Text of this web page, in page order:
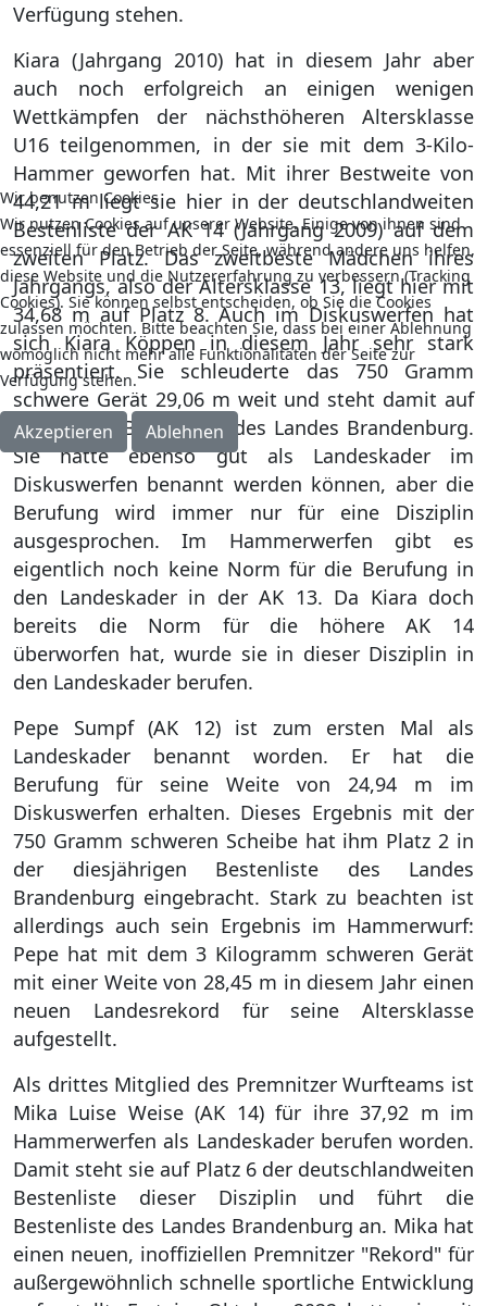
Verfügung stehen.
Kiara (Jahrgang 2010) hat in diesem Jahr aber
auch noch erfolgreich an einigen wenigen
Wettkämpfen der nächsthöheren Altersklasse
U16 teilgenommen, in der sie mit dem 3-Kilo-
Hammer geworfen hat. Mit ihrer Bestweite von
44,21 m liegt sie hier in der deutschlandweiten
Bestenliste der AK 14 (Jahrgang 2009) auf dem
zweiten Platz. Das zweitbeste Mädchen ihres
Jahrgangs, also der Altersklasse 13, liegt hier mit
34,68 m auf Platz 8. Auch im Diskuswerfen hat
sich Kiara Köppen in diesem Jahr sehr stark
präsentiert. Sie schleuderte das 750 Gramm
schwere Gerät 29,06 m weit und steht damit auf
Platz 1 der Bestenliste des Landes Brandenburg.
Sie hätte ebenso gut als Landeskader im
Diskuswerfen benannt werden können, aber die
Berufung wird immer nur für eine Disziplin
ausgesprochen. Im Hammerwerfen gibt es
eigentlich noch keine Norm für die Berufung in
den Landeskader in der AK 13. Da Kiara doch
bereits die Norm für die höhere AK 14
überworfen hat, wurde sie in dieser Disziplin in
den Landeskader berufen.
Pepe Sumpf (AK 12) ist zum ersten Mal als
Landeskader benannt worden. Er hat die
Berufung für seine Weite von 24,94 m im
Diskuswerfen erhalten. Dieses Ergebnis mit der
750 Gramm schweren Scheibe hat ihm Platz 2 in
der diesjährigen Bestenliste des Landes
Brandenburg eingebracht. Stark zu beachten ist
allerdings auch sein Ergebnis im Hammerwurf:
Pepe hat mit dem 3 Kilogramm schweren Gerät
mit einer Weite von 28,45 m in diesem Jahr einen
neuen Landesrekord für seine Altersklasse
aufgestellt.
Als drittes Mitglied des Premnitzer Wurfteams ist
Mika Luise Weise (AK 14) für ihre 37,92 m im
Hammerwerfen als Landeskader berufen worden.
Damit steht sie auf Platz 6 der deutschlandweiten
Bestenliste dieser Disziplin und führt die
Bestenliste des Landes Brandenburg an. Mika hat
einen neuen, inoffiziellen Premnitzer "Rekord" für
außergewöhnlich schnelle sportliche Entwicklung
Wir benutzen Cookies
Wir nutzen Cookies auf unserer Website. Einige von ihnen sind
essenziell für den Betrieb der Seite, während andere uns helfen,
diese Website und die Nutzererfahrung zu verbessern (Tracking
Cookies). Sie können selbst entscheiden, ob Sie die Cookies
zulassen möchten. Bitte beachten Sie, dass bei einer Ablehnung
womöglich nicht mehr alle Funktionalitäten der Seite zur
Verfügung stehen.
Akzeptieren Ablehnen